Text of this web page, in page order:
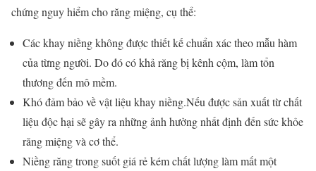
chứng nguy hiểm cho răng miệng, cụ thể:
Các khay niềng không được thiết kế chuẩn xác theo mẫu hàm
của từng người. Do đó có khả răng bị kênh cộm, làm tổn
thương đến mô mềm.
Khó đảm bảo về vật liệu khay niềng.Nếu được sản xuất từ chất
liệu độc hại sẽ gây ra những ảnh hưởng nhất định đến sức khỏe
răng miệng và cơ thể.
Niềng răng trong suốt giá rẻ kém chất lượng làm mất một